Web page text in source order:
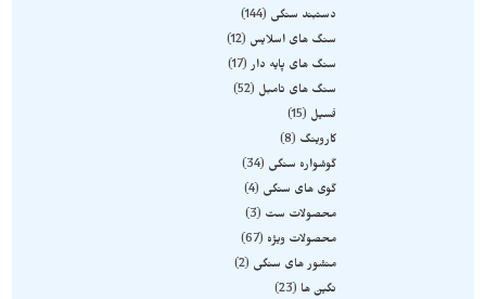
دستبند سنگی
144
سنگ های اسلایس
12
سنگ های پایه دار 17
سنگ های تامبل
52
فسیل
15
کاروینگ
8
گوشواره سنگی
34
گوی های سنگی
4
محصولات ست
3
محصولات ویژه
67
منشور های سنگی
2
نگین ها
23